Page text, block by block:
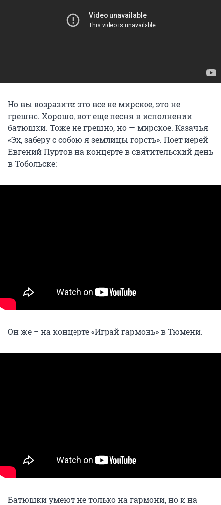
Но вы возразите: это все не мирское, это не
грешно. Хорошо, вот еще песня в исполнении
батюшки. Тоже не грешно, но — мирское. Казачья
«Эх, заберу с собою я землицы горсть». Поет иерей
Евгений Пуртов на концерте в святительский день
в Тобольске:
Он же – на концерте «Играй гармонь» в Тюмени.
Батюшки умеют не только на гармони, но и на